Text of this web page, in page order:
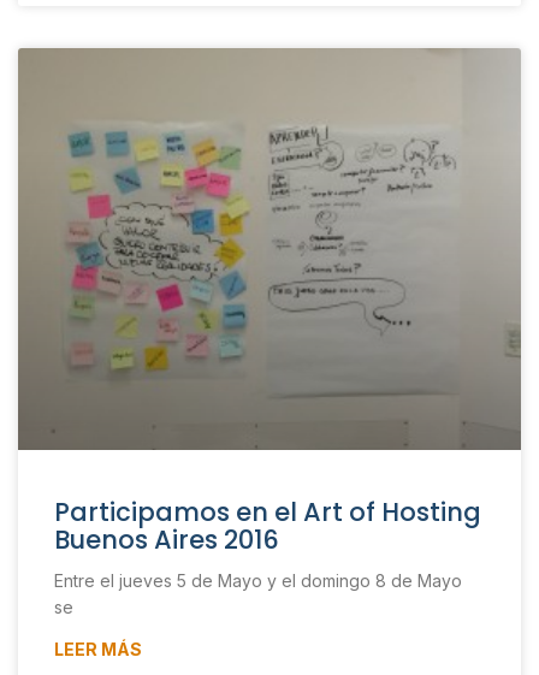
Participamos en el Art of Hosting
Buenos Aires 2016
Entre el jueves 5 de Mayo y el domingo 8 de Mayo
se
LEER MÁS